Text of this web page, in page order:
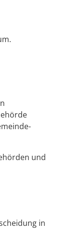
meinde-
und
in